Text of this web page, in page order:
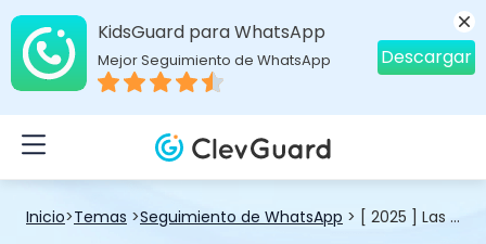
Inicio>Temas >Seguimiento de WhatsApp > [ 2025 ] Las 8 Mejores Aplicaciones para Espiar WhatsApp
KidsGuard para WhatsApp
Mejor Seguimiento de WhatsApp Descargar